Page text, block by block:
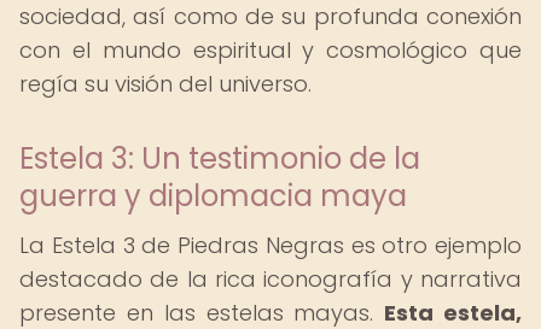
sociedad, así como de su profunda conexión
con el mundo espiritual y cosmológico que
regía su visión del universo.
Estela 3: Un testimonio de la
guerra y diplomacia maya
La Estela 3 de Piedras Negras es otro ejemplo
destacado de la rica iconografía y narrativa
presente en las estelas mayas. Esta estela,